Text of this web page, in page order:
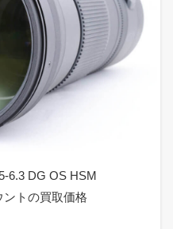
6.3 DG OS HSM
トの買取価格